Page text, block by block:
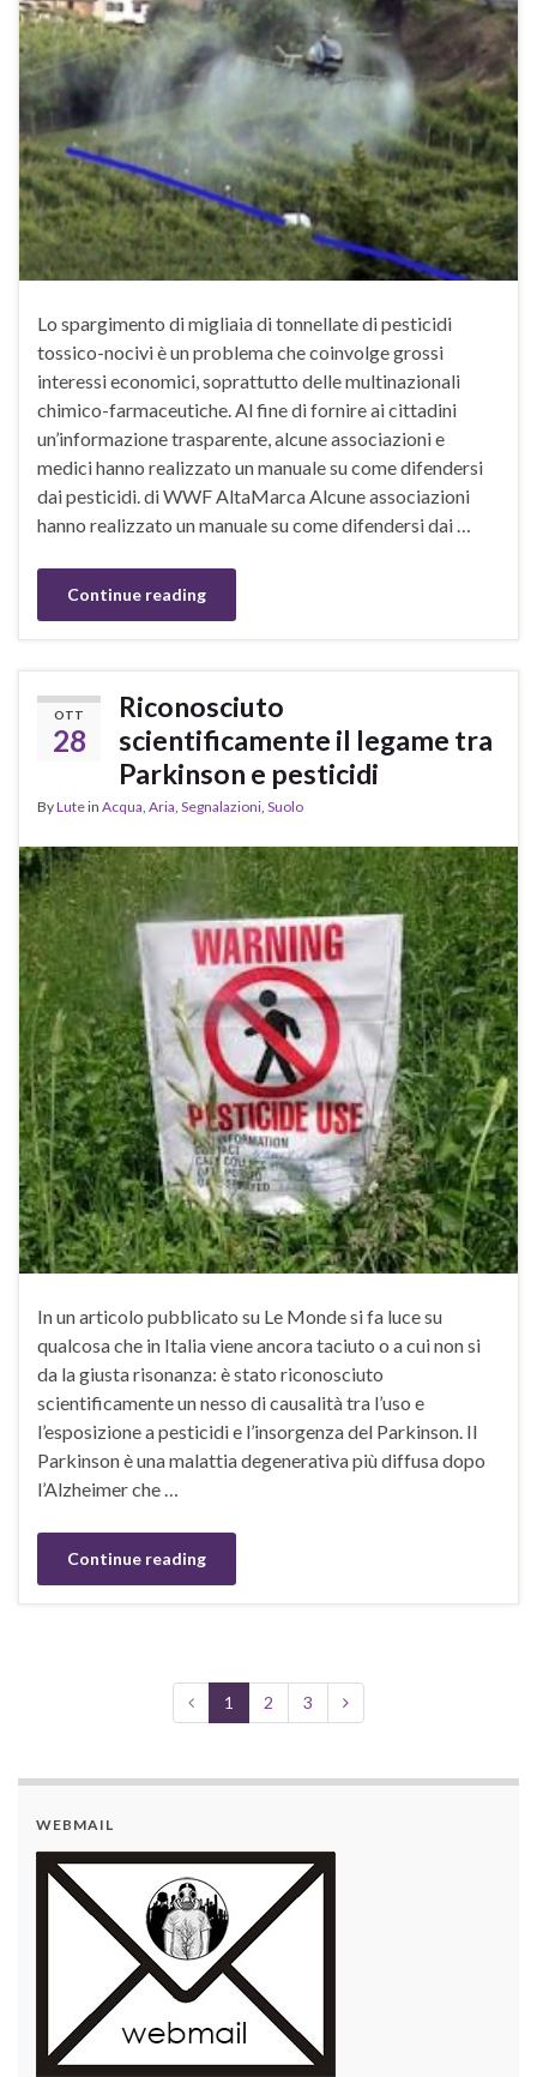
Lo spargimento di migliaia di tonnellate di pesticidi
tossico-nocivi è un problema che coinvolge grossi
interessi economici, soprattutto delle multinazionali
chimico-farmaceutiche. Al fine di fornire ai cittadini
un’informazione trasparente, alcune associazioni e
medici hanno realizzato un manuale su come difendersi
dai pesticidi. di WWF AltaMarca Alcune associazioni
hanno realizzato un manuale su come difendersi dai …
Continue reading
OTT
28
Riconosciuto
scientificamente il legame tra
Parkinson e pesticidi
ByLutein Acqua, Aria, Segnalazioni, Suolo
In un articolo pubblicato su Le Monde si fa luce su
qualcosa che in Italia viene ancora taciuto o a cui non si
da la giusta risonanza: è stato riconosciuto
scientificamente un nesso di causalità tra l’uso e
l’esposizione a pesticidi e l’insorgenza del Parkinson. Il
Parkinson è una malattia degenerativa più diffusa dopo
l’Alzheimer che …
Continue reading
1 2 3
WEBMAIL